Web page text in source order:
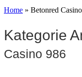
Home » Betonred
Kategorie
Casino 986